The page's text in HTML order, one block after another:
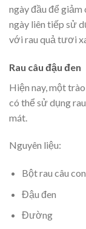
ngày đầu để giảm
ngày liên tiếp sử
với rau quả tươi
Rau câu đậu đen
Hiện nay, một
có thể sử dụng
mát.
Nguyên liệu:
Bột rau câu
Đậu đen
Đường